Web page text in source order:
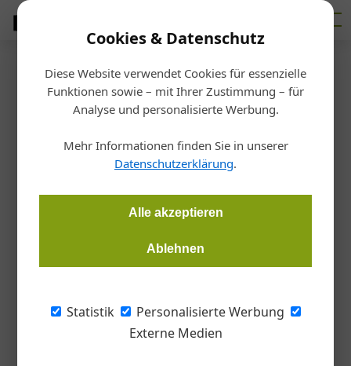
Cookies & Datenschutz
Diese Website verwendet Cookies für essenzielle
Funktionen sowie – mit Ihrer Zustimmung – für
Analyse und personalisierte Werbung.
Mehr Informationen finden Sie in unserer
Datenschutzerklärung.
Alle akzeptieren
Ablehnen
Statistik
Personalisierte Werbung
Externe Medien
Startseite/Bau- + Werkstoffe
Kreislaufwirtschaft
Recyclinganlage für EPS- und
XPS-Dämmstoffe im
Vollbetrieb
Recyclinganlage für EPS- und XPS-Dämmstoffe in den
Vollbetrieb und arbeitet konsequent am Ausbau seiner